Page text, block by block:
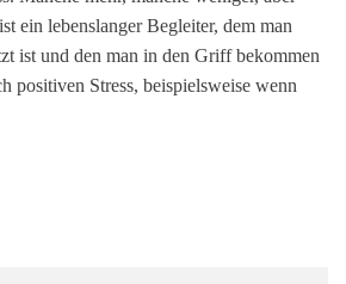
ein lebenslanger Begleiter, dem man
ist und den man in den Griff bekommen
positiven Stress, beispielsweise wenn